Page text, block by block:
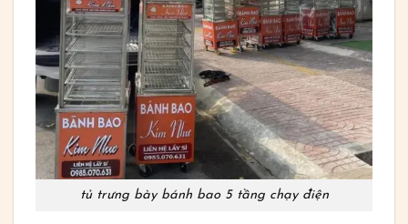
tủ trưng bày bánh bao 5 tầng chạy điện